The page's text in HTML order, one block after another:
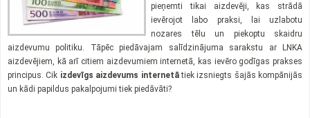
pieņemti tikai aizdevēji, kas strādā
ievērojot labo praksi, lai uzlabotu
nozares tēlu un piekoptu skaidru
aizdevumu politiku. Tāpēc piedāvajam salīdzinājuma sarakstu ar LNKA
aizdevējiem, kā arī citiem aizdevumiem internetā, kas ievēro godīgas prakses
principus. Cik izdevīgs aizdevums internetātiek izsniegts šajās kompānijās
un kādi papildus pakalpojumi tiek piedāvāti?